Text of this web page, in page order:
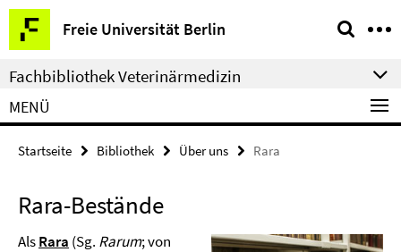
Springe
direkt
zu
Inhalt
Freie Universität Berlin
Service-
Navigation
Fachbibliothek Veterinärmedizin
MENÜ
Startseite Bibliothek Über uns Rara
Rara-Bestände
AlsRara (Sg. Rarum; von